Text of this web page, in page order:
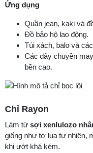
Ứng dụng
Quần jean, kaki và
Đồ bảo hộ lao động.
Túi xách, balo và
Các dây chuyền
bền cao.
Chỉ Rayon
Làm từ sợi xenlulozo
giống như tơ lụa tự nhiên,
khi ướt khá kém.